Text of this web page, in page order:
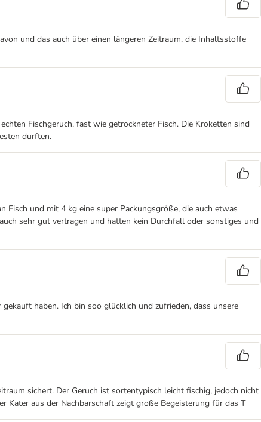
und das auch über einen längeren Zeitraum, die Inhaltsstoffe
Fischgeruch, fast wie getrockneter Fisch. Die Kroketten sind
durften.
Fisch und mit 4 kg eine super Packungsgröße, die auch etwas
sehr gut vertragen und hatten kein Durchfall oder sonstiges und
haben. Ich bin soo glücklich und zufrieden, dass unsere
sichert. Der Geruch ist sortentypisch leicht fischig, jedoch nicht
Kater aus der Nachbarschaft zeigt große Begeisterung für das T